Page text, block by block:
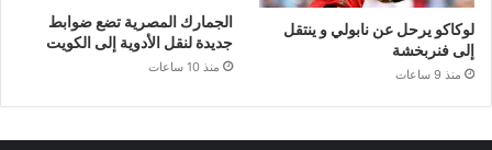
لوكاكو يرحل عن نابولي و ينتقل
إلى فنربخشة
منذ 9 ساعات
الجمارك المصرية تضع ضوابط
جديدة لنقل الأدوية إلى الكويت
منذ 10 ساعات